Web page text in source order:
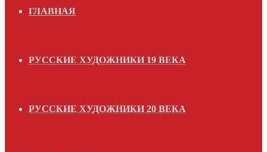
ГЛАВНАЯ
РУССКИЕ ХУДОЖНИКИ 19 ВЕКА
РУССКИЕ ХУДОЖНИКИ 20 ВЕКА